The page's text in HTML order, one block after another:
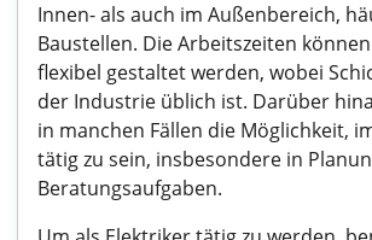
Innen- als auch im Außenbereich,
Baustellen. Die Arbeitszeiten
flexibel gestaltet werden, wobei
der Industrie üblich ist. Darüber
in manchen Fällen die Möglichkeit,
tätig zu sein, insbesondere in
Beratungsaufgaben.